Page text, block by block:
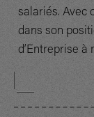
salariés. Avec
dans son
d’Entreprise à